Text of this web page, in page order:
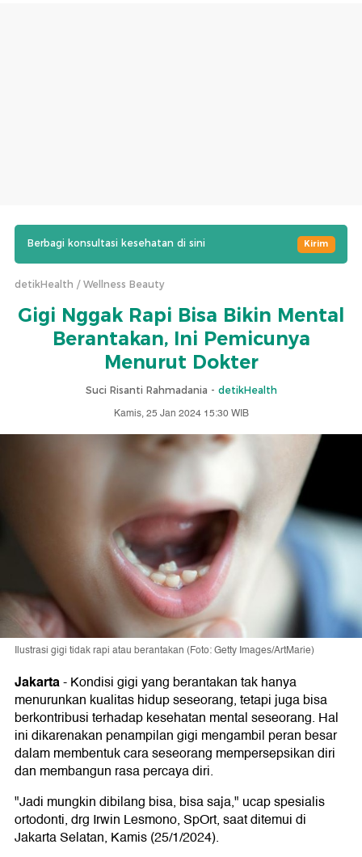
Berbagi konsultasi kesehatan di sini Kirim
detikHealth Wellness Beauty
Gigi Nggak Rapi Bisa Bikin Mental
Berantakan, Ini Pemicunya
Menurut Dokter
Suci Risanti Rahmadania - detikHealth
Kamis, 25 Jan 2024 15:30 WIB
Ilustrasi gigi tidak rapi atau berantakan (Foto: Getty Images/ArtMarie)
Jakarta-Kondisi gigi yang berantakan tak hanya
menurunkan kualitas hidup seseorang, tetapi juga bisa
berkontribusi terhadap kesehatan mental seseorang. Hal
ini dikarenakan penampilan gigi mengambil peran besar
dalam membentuk cara seseorang mempersepsikan diri
dan membangun rasa percaya diri.
"Jadi mungkin dibilang bisa, bisa saja," ucap spesialis
ortodonti, drg Irwin Lesmono, SpOrt, saat ditemui di
Jakarta Selatan, Kamis (25/1/2024).